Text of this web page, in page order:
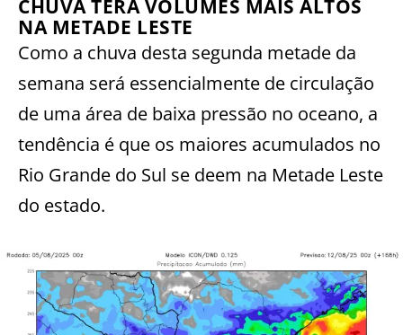
CHUVA TERÁ VOLUMES MAIS ALTOS
NA METADE LESTE
Como a chuva desta segunda metade da
semana será essencialmente de circulação
de uma área de baixa pressão no oceano, a
tendência é que os maiores acumulados no
Rio Grande do Sul se deem na Metade Leste
do estado.